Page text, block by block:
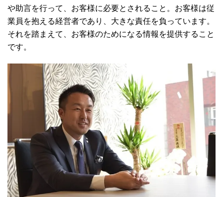
や助言を行って、お客様に必要とされること。お客様は従
業員を抱える経営者であり、大きな責任を負っています。
それを踏まえて、お客様のためになる情報を提供すること
です。